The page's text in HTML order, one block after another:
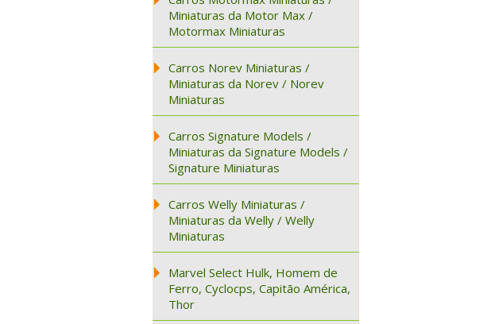
Miniaturas da Motor Max /
Motormax Miniaturas
Carros Norev Miniaturas /
Miniaturas da Norev / Norev
Miniaturas
Carros Signature Models /
Miniaturas da Signature Models /
Signature Miniaturas
Carros Welly Miniaturas /
Miniaturas da Welly / Welly
Miniaturas
Marvel Select Hulk, Homem de
Ferro, Cyclocps, Capitão América,
Thor